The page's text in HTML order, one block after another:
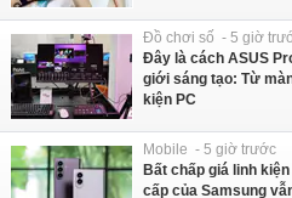
Đồ chơi số - 5 giờ
Đây là cách ASUS
giới sáng tạo: Từ
kiện PC
Mobile - 5 giờ trước
Bất chấp giá linh
cấp của Samsung